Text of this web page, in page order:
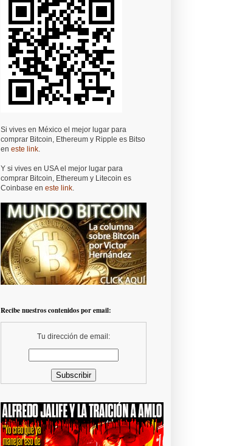
Si vives en México el mejor lugar para
comprar Bitcoin, Ethereum y Ripple es Bitso
en este link.
Y si vives en USA el mejor lugar para
comprar Bitcoin, Ethereum y Litecoin es
Coinbase en este link.
Recibe nuestros contenidos por email:
Tu dirección de email: